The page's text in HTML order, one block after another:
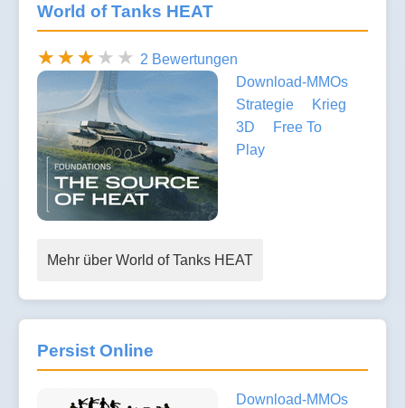
World of Tanks HEAT
2 Bewertungen
Download-MMOs
Strategie
Krieg
3D
Free To
Play
Mehr über World of Tanks HEAT
Persist Online
Download-MMOs